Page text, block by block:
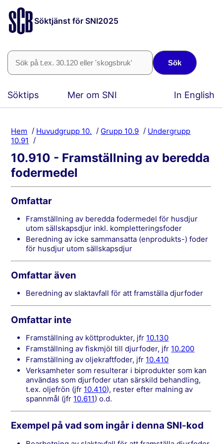
Söktjänst för SNI2025
Sök
Söktips Mer om SNI In English
Hem Huvudgrupp 10. Grupp 10.9
Undergrupp
10.91
10.910 - Framställning av beredda
fodermedel
Omfattar
framställning av beredda fodermedel för husdjur
utom sällskapsdjur inkl. kompletteringsfoder
beredning av icke sammansatta (enprodukts-) foder
för husdjur utom sällskapsdjur
Omfattar även
beredning av slaktavfall för att framställa djurfoder
Omfattar inte
framställning av köttprodukter, jfr 10.130
framställning av fiskmjöl till djurfoder, jfr 10.200
framställning av oljekraftfoder, jfr 10.410
verksamheter som resulterar i biprodukter som kan
användas som djurfoder utan särskild behandling,
t.ex. oljefrön (jfr 10.410), rester efter malning av
spannmål (jfr 10.611) o.d.
Exempel på vad som ingår i denna SNI-kod